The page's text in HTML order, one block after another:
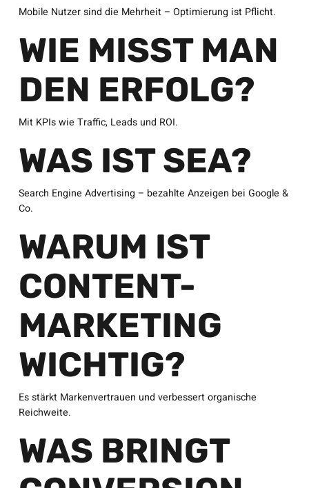
Mobile Nutzer sind die Mehrheit – Optimierung ist Pflicht.
WIE MISST MAN
DEN ERFOLG?
Mit KPIs wie Traffic, Leads und ROI.
WAS IST SEA?
Search Engine Advertising – bezahlte Anzeigen bei Google &
Co.
WARUM IST
CONTENT-
MARKETING
WICHTIG?
Es stärkt Markenvertrauen und verbessert organische
Reichweite.
WAS BRINGT